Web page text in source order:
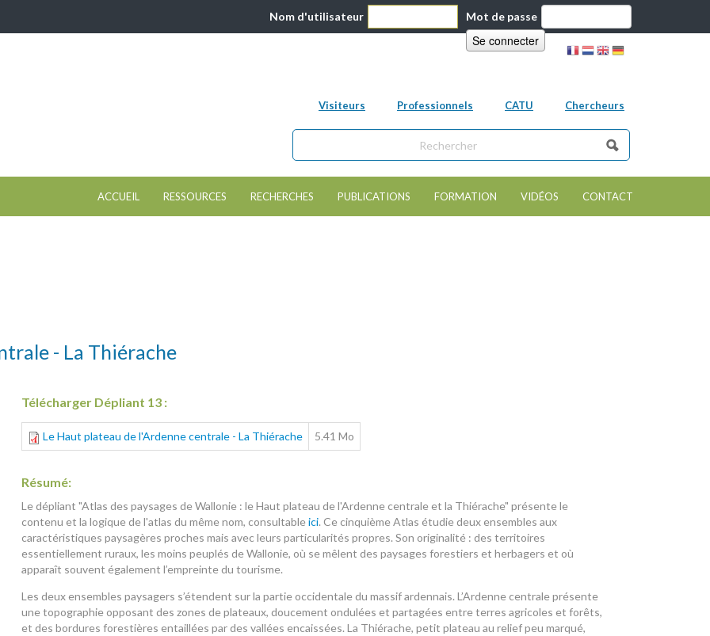
Nom d'utilisateur Mot de passe
Visiteurs Professionnels CATU Chercheurs
Formulaire de recherche
Chercher dans ce site
ACCUEIL RESSOURCES RECHERCHES PUBLICATIONS FORMATION VIDÉOS CONTACT
- La Thiérache
Télécharger Dépliant 13 :
Le Haut plateau de l'Ardenne centrale - La Thiérache 5.41 Mo
Résumé:
Le dépliant "Atlas des paysages de Wallonie : le Haut plateau de l'Ardenne centrale et la Thiérache" présente le
contenu et la logique de l'atlas du même nom, consultableici. Ce cinquième Atlas étudie deux ensembles aux
caractéristiques paysagères proches mais avec leurs particularités propres. Son originalité : des territoires
essentiellement ruraux, les moins peuplés de Wallonie, où se mêlent des paysages forestiers et herbagers et où
apparaît souvent également l’empreinte du tourisme.
Les deux ensembles paysagers s’étendent sur la partie occidentale du massif ardennais. L’Ardenne centrale présente
une topographie opposant des zones de plateaux, doucement ondulées et partagées entre terres agricoles et forêts,
et des bordures forestières entaillées par des vallées encaissées. La Thiérache, petit plateau au relief peu marqué,